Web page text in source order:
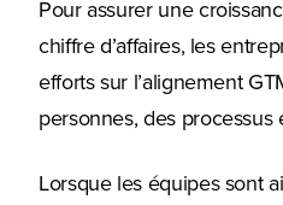
Pour assurer une
chiffre d’affaires, les
efforts sur l’alignement
personnes, des
Lorsque les équipes sont